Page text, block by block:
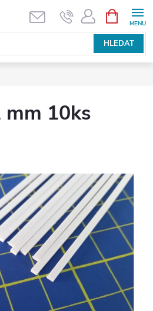
HLEDAT
NÁKUPNÍ
KOŠÍK
10ks